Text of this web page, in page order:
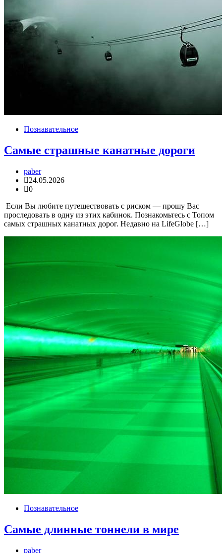
Познавательное
Самые страшные канатные дороги
paber
24.05.2026
0
Если Вы любите путешествовать с риском — прошу Вас
проследовать в одну из этих кабинок. Познакомьтесь с Топом
самых страшных канатных дорог. Недавно на LifeGlobe […]
Познавательное
Самые длинные тоннели в мире
paber